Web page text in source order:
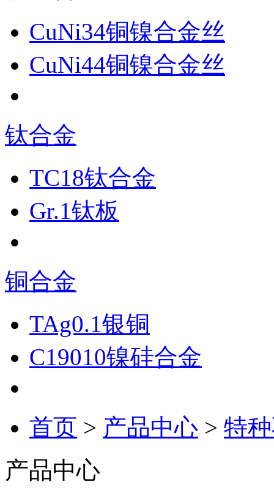
CuNi34铜镍合金丝
CuNi44铜镍合金丝
钛合金
TC18钛合金
Gr.1钛板
铜合金
TAg0.1银铜
C19010镍硅合金
首页 > 产品中心 > 特
产品中心